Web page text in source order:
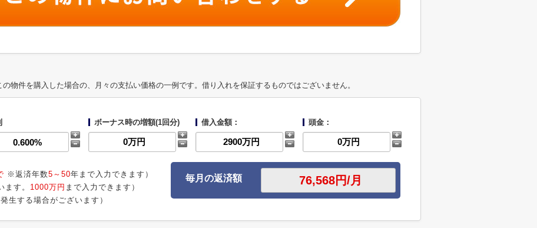
の物件を購入した場合の、月々の支払い価格の一例です。借り入れを保証するものではございません。
ボーナス時の増額(1回分) 借入金額： 頭金：
※返済年数5～50年まで入力できます）
ます。 1000万円 まで入力できます）
生する場合がございます）
毎月の返済額